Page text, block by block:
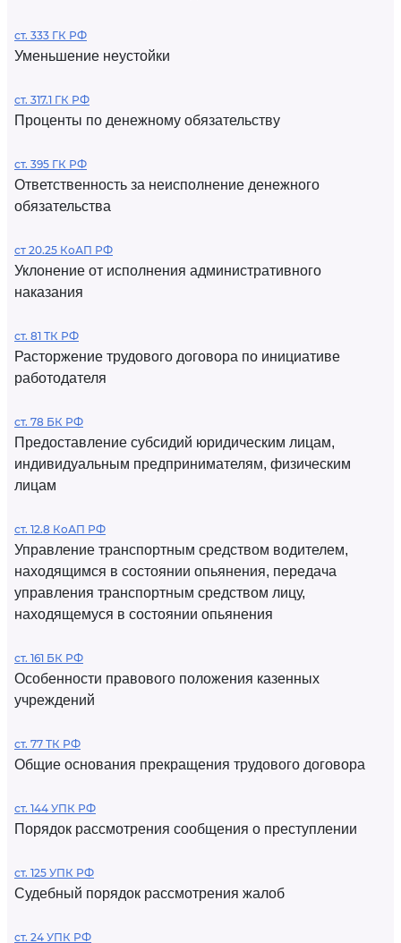
ст. 333 ГК РФ
Уменьшение неустойки
ст. 317.1 ГК РФ
Проценты по денежному обязательству
ст. 395 ГК РФ
Ответственность за неисполнение денежного
обязательства
ст 20.25 КоАП РФ
Уклонение от исполнения административного
наказания
ст. 81 ТК РФ
Расторжение трудового договора по инициативе
работодателя
ст. 78 БК РФ
Предоставление субсидий юридическим лицам,
индивидуальным предпринимателям, физическим
лицам
ст. 12.8 КоАП РФ
Управление транспортным средством водителем,
находящимся в состоянии опьянения, передача
управления транспортным средством лицу,
находящемуся в состоянии опьянения
ст. 161 БК РФ
Особенности правового положения казенных
учреждений
ст. 77 ТК РФ
Общие основания прекращения трудового договора
ст. 144 УПК РФ
Порядок рассмотрения сообщения о преступлении
ст. 125 УПК РФ
Судебный порядок рассмотрения жалоб
ст. 24 УПК РФ